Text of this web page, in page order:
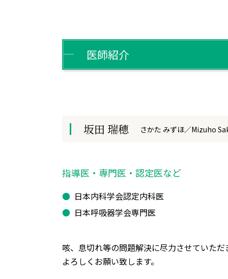
医師紹介
坂田 瑞穂 さかた みずほ／Mizuho
指導医・専門医・認定医など
日本内科学会認定内科医
日本呼吸器学会専門医
咳、息切れ等の問題解決に尽力させていただ
よろしくお願い致します。